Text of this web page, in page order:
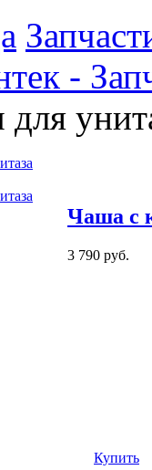
-
Чаша с
3 790 руб.
Купить